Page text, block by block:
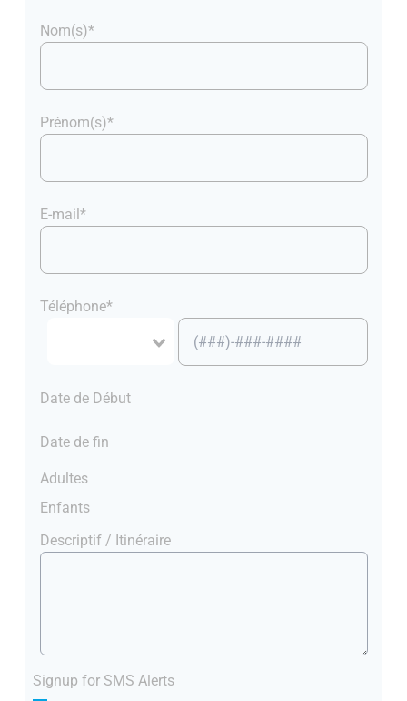
Nom(s)*
Prénom(s)*
E-mail*
Téléphone*
Date de Début
Date de fin
Adultes
Enfants
Descriptif / Itinéraire
Signup for SMS Alerts